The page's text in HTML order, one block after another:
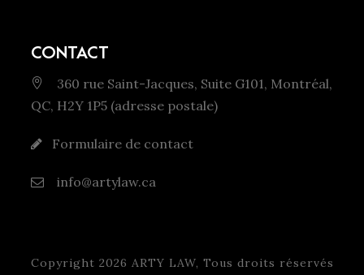
CONTACT
360 rue Saint-Jacques, Suite G101, Montréal,
QC, H2Y 1P5 (adresse postale)
Formulaire de contact
info@artylaw.ca
Copyright 2026 ARTY LAW, Tous droits réservés